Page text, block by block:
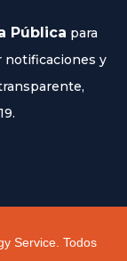
Pública para
notificaciones y
Service. Todos